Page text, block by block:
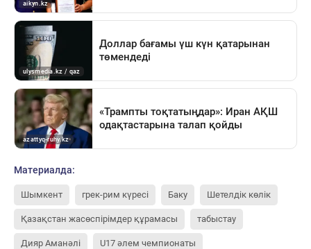
Материалда:
Шымкент грек-рим күресі Баку Шетелдік көлік
Қазақстан жасөспірімдер құрамасы табыстау
Дияр Аманәлі U17 әлем чемпионаты